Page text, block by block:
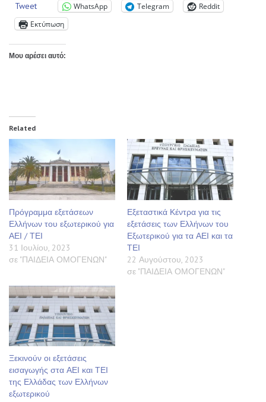
Tweet WhatsApp Telegram
Reddit
Εκτύπωση
Μου αρέσει αυτό:
Related
Πρόγραμμα εξετάσεων
Ελλήνων του εξωτερικού για
ΑΕΙ / ΤΕΙ
31 Ιουλίου, 2023
σε "ΠΑΙΔΕΙΑ ΟΜΟΓΕΝΩΝ"
Εξεταστικά Κέντρα για τις
εξετάσεις των Ελλήνων του
Εξωτερικού για τα ΑΕΙ και τα
ΤΕΙ
22 Αυγούστου, 2023
σε "ΠΑΙΔΕΙΑ ΟΜΟΓΕΝΩΝ"
Ξεκινούν οι εξετάσεις
εισαγωγής στα ΑΕΙ και ΤΕΙ
της Ελλάδας των Ελλήνων
εξωτερικού